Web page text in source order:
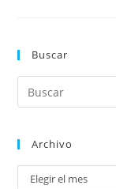
Buscar
Archivo
Elegir el mes